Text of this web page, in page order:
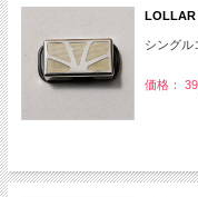
LOLLAR
シングル
価格：